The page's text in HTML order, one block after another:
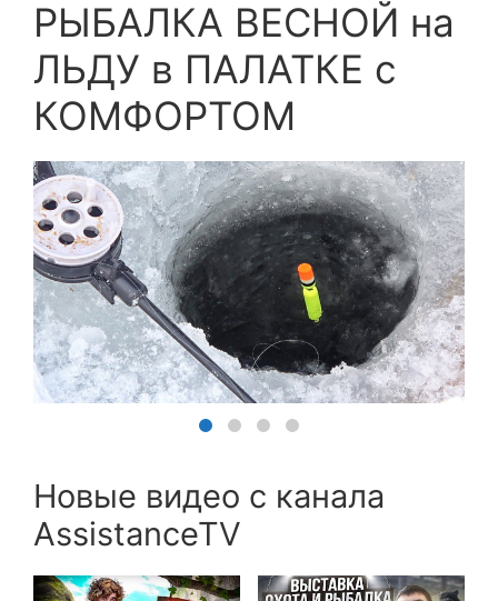
РЫБАЛКА ВЕСНОЙ на
ЛЬДУ в ПАЛАТКЕ с
КОМФОРТОМ
Новые видео с канала
AssistanceTV